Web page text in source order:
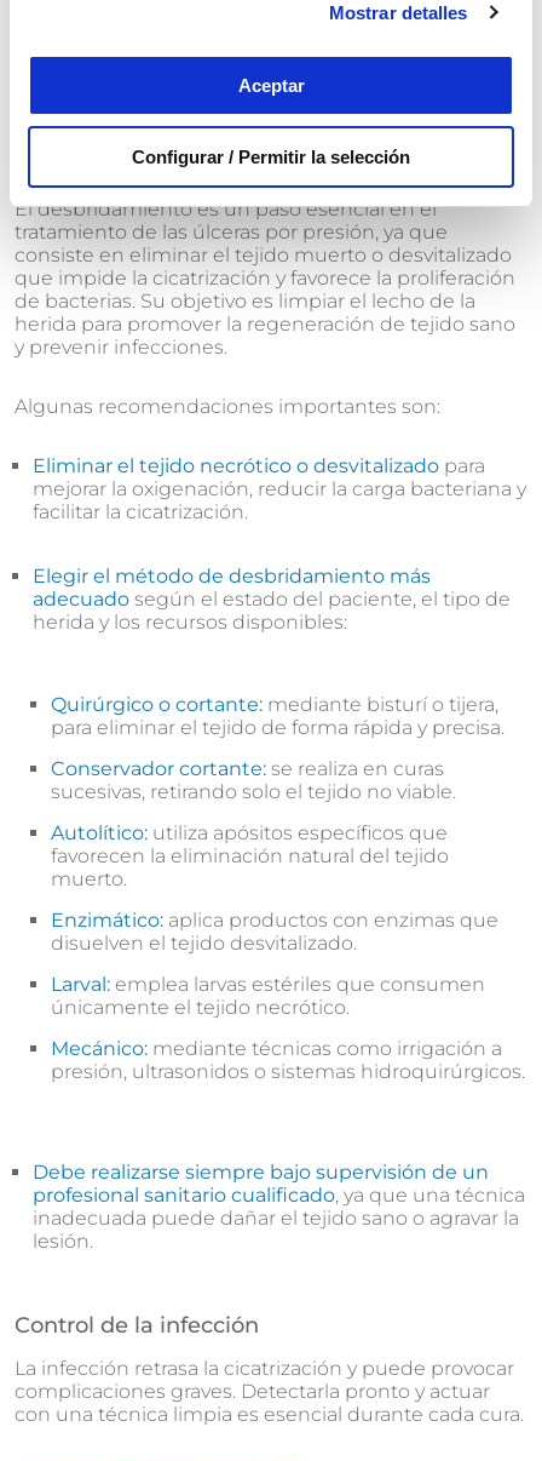
Mostrar detalles
Aceptar
Configurar / Permitir la selección
apósito, garantizando un entorno lo más aséptico
Desbridamiento
El desbridamiento es un paso esencial en el
tratamiento de las úlceras por presión, ya que
consiste en eliminar el tejido muerto o desvitalizado
que impide la cicatrización y favorece la proliferación
de bacterias. Su objetivo es limpiar el lecho de la
herida para promover la regeneración de tejido sano
y prevenir infecciones.
Algunas recomendaciones importantes son:
Eliminar el tejido necrótico o desvitalizado para
mejorar la oxigenación, reducir la carga bacteriana y
facilitar la cicatrización.
Elegir el método de desbridamiento más
adecuado según el estado del paciente, el tipo de
herida y los recursos disponibles:
Quirúrgico o cortante: mediante bisturí o tijera,
para eliminar el tejido de forma rápida y precisa.
Conservador cortante: se realiza en curas
sucesivas, retirando solo el tejido no viable.
Autolítico: utiliza apósitos específicos que
favorecen la eliminación natural del tejido
muerto.
Enzimático: aplica productos con enzimas que
disuelven el tejido desvitalizado.
Larval: emplea larvas estériles que consumen
únicamente el tejido necrótico.
Mecánico: mediante técnicas como irrigación a
presión, ultrasonidos o sistemas hidroquirúrgicos.
Debe realizarse siempre bajo supervisión de un
profesional sanitario cualificado, ya que una técnica
inadecuada puede dañar el tejido sano o agravar la
lesión.
Control de la infección
La infección retrasa la cicatrización y puede provocar
complicaciones graves. Detectarla pronto y actuar
con una técnica limpia es esencial durante cada cura.